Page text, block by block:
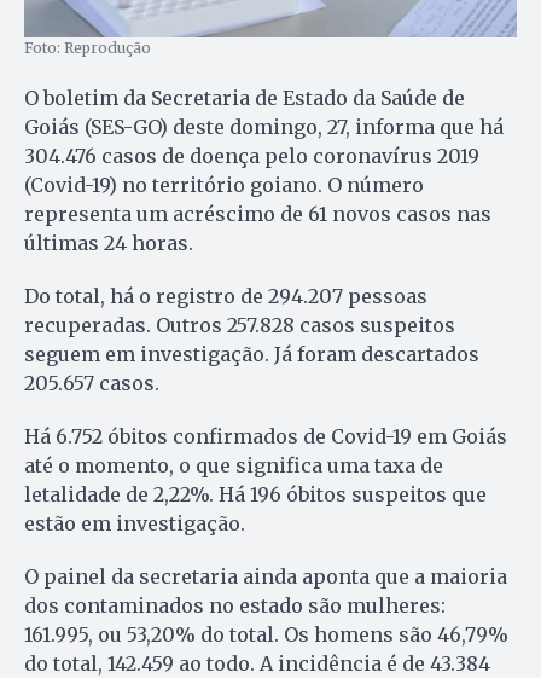
Foto: Reprodução
O boletim da Secretaria de Estado da Saúde de
Goiás (SES-GO) deste domingo, 27, informa que há
304.476 casos de doença pelo coronavírus 2019
(Covid-19) no território goiano. O número
representa um acréscimo de 61 novos casos nas
últimas 24 horas.
Do total, há o registro de 294.207 pessoas
recuperadas. Outros 257.828 casos suspeitos
seguem em investigação. Já foram descartados
205.657 casos.
Há 6.752 óbitos confirmados de Covid-19 em Goiás
até o momento, o que significa uma taxa de
letalidade de 2,22%. Há 196 óbitos suspeitos que
estão em investigação.
O painel da secretaria ainda aponta que a maioria
dos contaminados no estado são mulheres:
161.995, ou 53,20% do total. Os homens são 46,79%
do total, 142.459 ao todo. A incidência é de 43.384